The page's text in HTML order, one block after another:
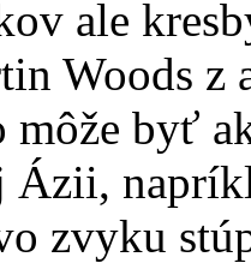
ale
Woods z
môže byť
Ázii,
zvyku